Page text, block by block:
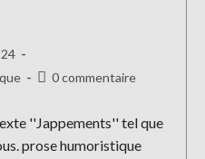
Commentaires
publication :
0 commentaire
''Jappements'' tel que
prose humoristique